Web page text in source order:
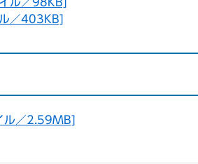
／403KB]
ル／2.59MB]